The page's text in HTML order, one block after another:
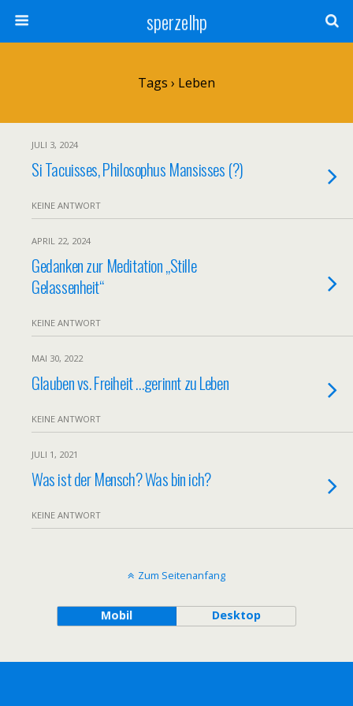
sperzelhp
Tags › Leben
JULI 3, 2024
Si Tacuisses, Philosophus Mansisses (?)
KEINE ANTWORT
APRIL 22, 2024
Gedanken zur Meditation „Stille
Gelassenheit“
KEINE ANTWORT
MAI 30, 2022
Glauben vs. Freiheit …gerinnt zu Leben
KEINE ANTWORT
JULI 1, 2021
Was ist der Mensch? Was bin ich?
KEINE ANTWORT
Zum Seitenanfang
Mobil Desktop